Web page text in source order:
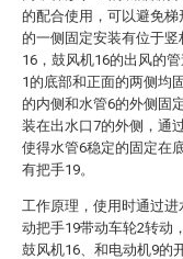
的配合使用，可以避免
的一侧固定安装有位于
16，鼓风机16的出风的
1的底部和正面的两侧均
的内侧和水管6的外侧固
装在出水口7的外侧，通
使得水管6稳定的固定在
有把手19。
工作原理，使用时通过
动把手19带动车轮2转动
鼓风机16、和电动机9的